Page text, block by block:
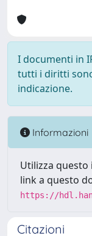
I documenti in
tutti i diritti
indicazione.
Informazioni
Utilizza
link a questo
https://
Citazioni